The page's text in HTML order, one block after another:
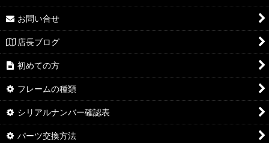
お問い合せ
店長ブログ
初めての方
フレームの種類
シリアルナンバー確認表
パーツ交換方法